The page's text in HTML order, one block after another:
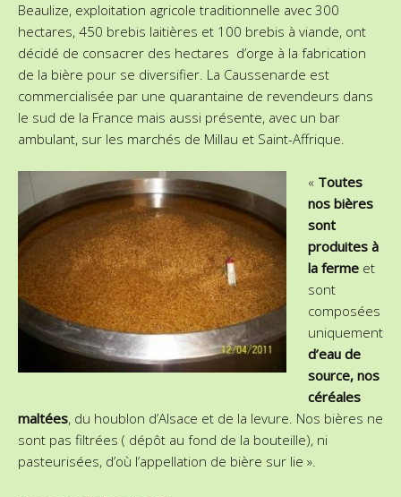
Beaulize, exploitation agricole traditionnelle avec 300
hectares, 450 brebis laitières et 100 brebis à viande, ont
décidé de consacrer des hectares d’orge à la fabrication
de la bière pour se diversifier. La Caussenarde est
commercialisée par une quarantaine de revendeurs dans
le sud de la France mais aussi présente, avec un bar
ambulant, sur les marchés de Millau et Saint-Affrique.
« Toutes
nos bières
sont
produites à
la ferme et
sont
composées
uniquement
d’eau de
source, nos
céréales
maltées, du houblon d’Alsace et de la levure. Nos bières ne
sont pas filtrées ( dépôt au fond de la bouteille), ni
pasteurisées, d’où l’appellation de bière sur lie ».